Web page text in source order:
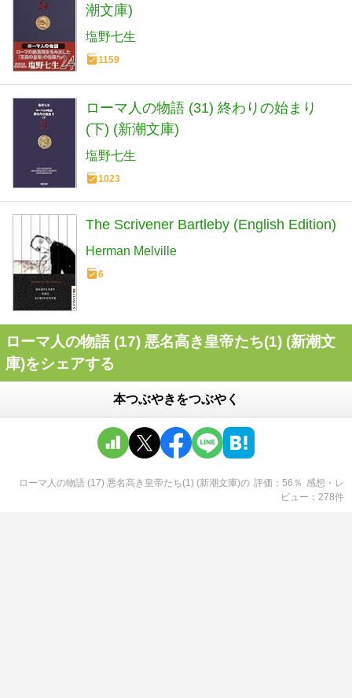
潮文庫)
塩野七生
1159
ローマ人の物語 (31) 終わりの始まり
(下) (新潮文庫)
塩野七生
1023
The Scrivener Bartleby (English Edition)
Herman Melville
6
ローマ人の物語 (17) 悪名高き皇帝たち(1) (新潮文
庫)をシェアする
本つぶやきをつぶやく
ローマ人の物語 (17) 悪名高き皇帝たち(1) (新潮文庫)の 評価 56 ％ 感想・レ
ビュー
278件